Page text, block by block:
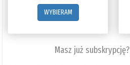
WYBIERAM
Masz już subskrypcję?